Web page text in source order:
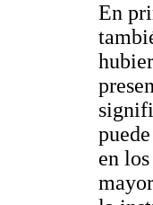
En
en